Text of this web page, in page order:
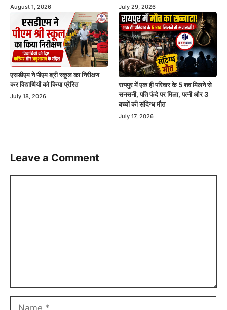
August 1, 2026 July 29, 2026
एसडीएम ने पीएम श्री स्कूल का निरीक्षण
कर विद्यार्थियों को किया प्रेरित
July 18, 2026
रायपुर में एक ही परिवार के 5 शव मिलने से
सनसनी, पति फंदे पर मिला, पत्नी और 3
बच्चों की संदिग्ध मौत
July 17, 2026
Leave a Comment
Name